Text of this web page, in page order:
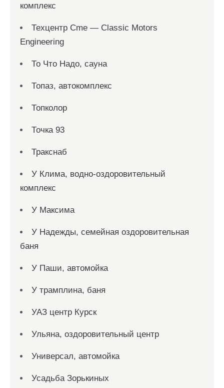
комплекс
Техцентр Cme — Classic Motors
Engineering
То Что Надо, сауна
Топаз, автокомплекс
Топколор
Точка 93
Тракснаб
У Клима, водно-оздоровительный
комплекс
У Максима
У Надежды, семейная оздоровительная
баня
У Паши, автомойка
У трамплина, баня
УАЗ центр Курск
Ульяна, оздоровительный центр
Универсал, автомойка
Усадьба Зорькиных